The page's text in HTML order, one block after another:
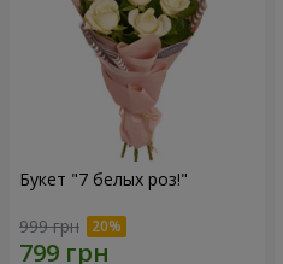
Букет "7 белых роз!"
999 грн